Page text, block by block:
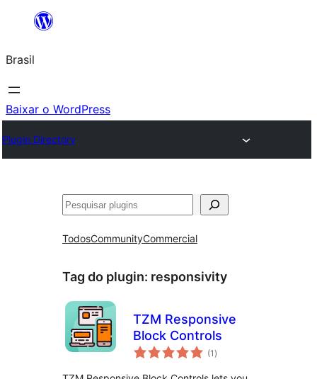
o
conteúdo
Brasil
Baixar o WordPress
Plugin Directory
Pesquisar
TodosCommunityCommercial
Tag do plugin: responsivity
TZM Responsive
Block Controls
(1 total
de
)